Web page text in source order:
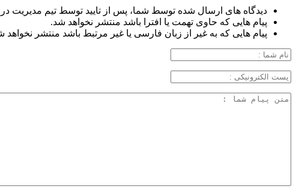
دیدگاه های ارسال شده توسط شما، پس از تایید توسط تیم مدیریت
پیام هایی که حاوی تهمت یا افترا باشد منتشر نخواهد شد.
پیام هایی که به غیر از زبان فارسی یا غیر مرتبط باشد منتشر نخواهد